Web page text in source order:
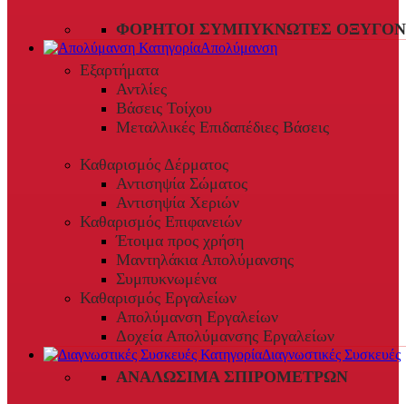
ΦΟΡΗΤΟΊ ΣΥΜΠΥΚΝΩΤΈΣ
Απολύμανση
Εξαρτήματα
Αντλίες
Βάσεις Τοίχου
Μεταλλικές Επιδαπέδιες Βάσεις
Καθαρισμός Δέρματος
Αντισηψία Σώματος
Αντισηψία Χεριών
Καθαρισμός Επιφανειών
Έτοιμα προς χρήση
Μαντηλάκια Απολύμανσης
Συμπυκνωμένα
Καθαρισμός Εργαλείων
Απολύμανση Εργαλείων
Δοχεία Απολύμανσης Εργαλείων
Διαγνωστικές Συσκευές
ΑΝΑΛΏΣΙΜΑ ΣΠΙΡΟΜΈΤΡΩΝ